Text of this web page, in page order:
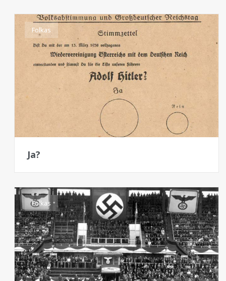
Folkas
Ja?
Folkas